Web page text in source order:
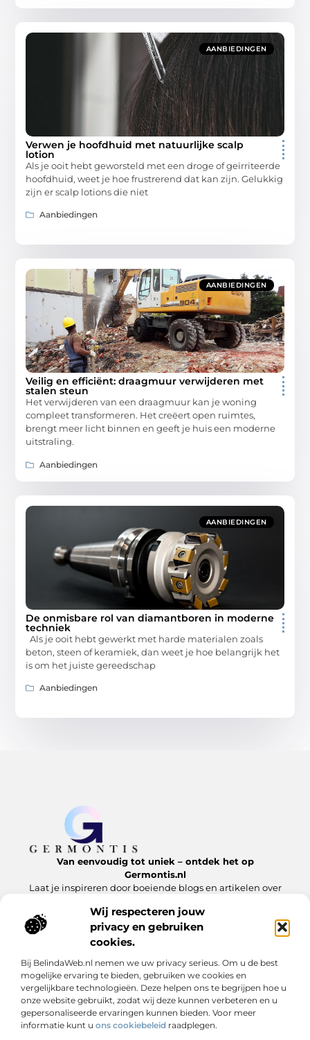
Wij respecteren jouw
privacy en gebruiken
cookies.
Bij BelindaWeb.nl nemen we uw privacy serieus. Om u de best
mogelijke ervaring te bieden, gebruiken we cookies en
vergelijkbare technologieën. Deze helpen ons te begrijpen hoe u
onze website gebruikt, zodat wij deze kunnen verbeteren en u
gepersonaliseerde ervaringen kunnen bieden. Voor meer
informatie kunt u ons cookiebeleid raadplegen.
AANBIEDINGEN
Verwen je hoofdhuid met natuurlijke scalp
lotion
Als je ooit hebt geworsteld met een droge of geïrriteerde
hoofdhuid, weet je hoe frustrerend dat kan zijn. Gelukkig
zijn er scalp lotions die niet
Aanbiedingen
AANBIEDINGEN
Veilig en efficiënt: draagmuur verwijderen met
stalen steun
Het verwijderen van een draagmuur kan je woning
compleet transformeren. Het creëert open ruimtes,
brengt meer licht binnen en geeft je huis een moderne
uitstraling.
Aanbiedingen
AANBIEDINGEN
De onmisbare rol van diamantboren in moderne
techniek
Als je ooit hebt gewerkt met harde materialen zoals
beton, steen of keramiek, dan weet je hoe belangrijk het
is om het juiste gereedschap
Aanbiedingen
Van eenvoudig tot uniek – ontdek het op
Germontis.nl
Laat je inspireren door boeiende blogs en artikelen over
Bericht categorie
Onze informatie